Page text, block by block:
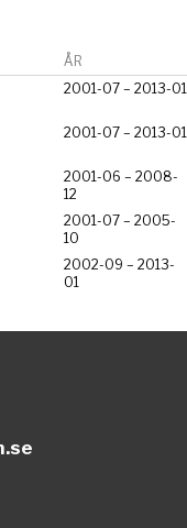
ÅR
2001-07 – 2013-01
2001-07 – 2013-01
2001-06 – 2008-
12
2001-07 – 2005-
10
2002-09 – 2013-
01